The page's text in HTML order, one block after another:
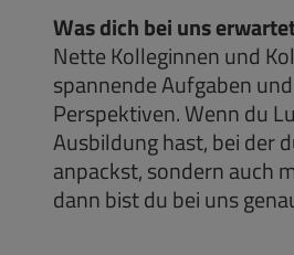
Was dich bei uns
Nette Kolleginnen und
spannende Aufgaben
Perspektiven. Wenn du
Ausbildung hast, bei der
anpackst, sondern auch
dann bist du bei uns